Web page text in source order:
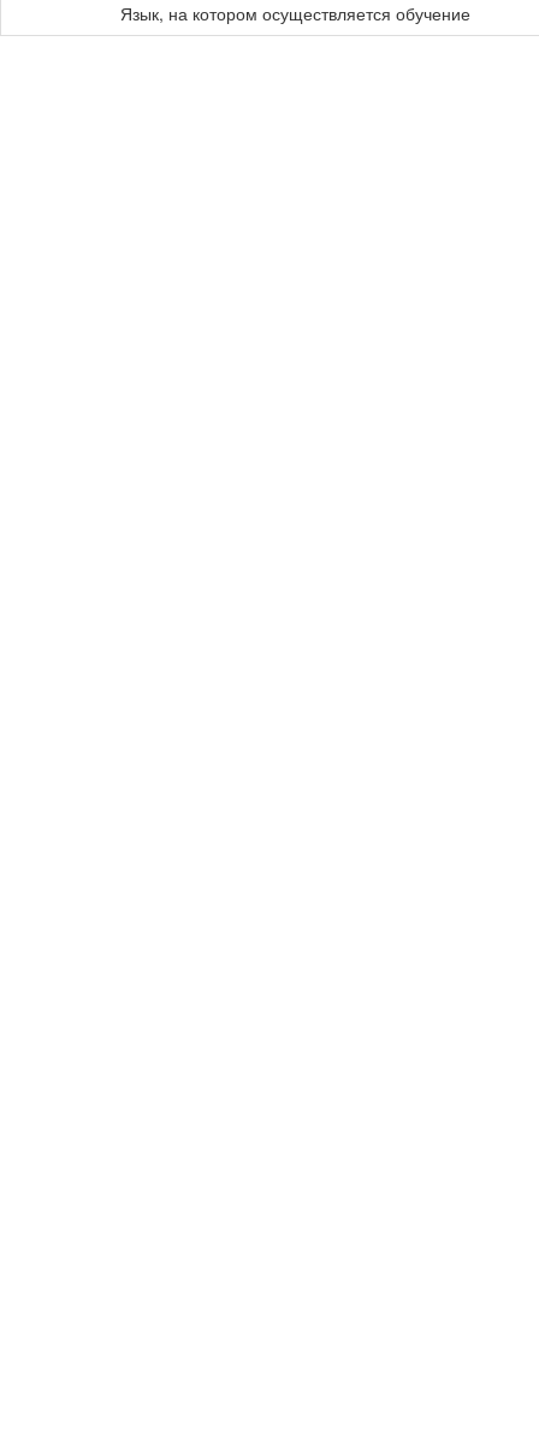
Язык, на котором осуществляется обучение